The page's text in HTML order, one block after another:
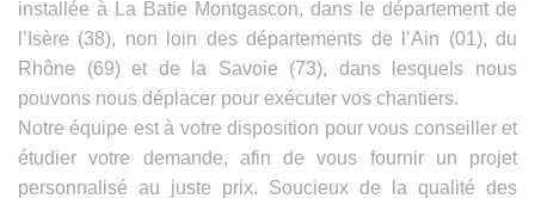
installée à La Batie Montgascon, dans le département de
l’Isère (38), non loin des départements de l’Ain (01), du
Rhône (69) et de la Savoie (73), dans lesquels nous
pouvons nous déplacer pour exécuter vos chantiers.
Notre équipe est à votre disposition pour vous conseiller et
étudier votre demande, afin de vous fournir un projet
personnalisé au juste prix. Soucieux de la qualité des